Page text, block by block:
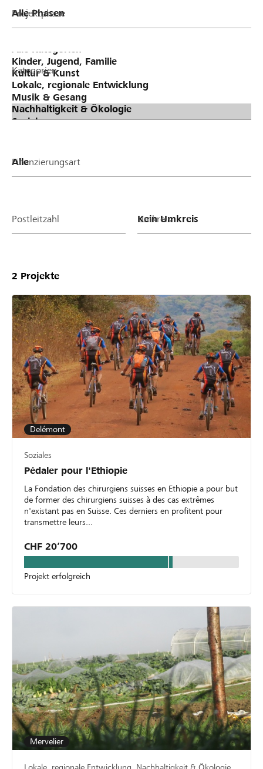
Projektphase
Kategorien
Finanzierungsart
Postleitzahl Umkreis
2 Projekte
Delémont
Soziales
Pédaler pour l'Ethiopie
La Fondation des chirurgiens suisses en Ethiopie a pour but
de former des chirurgiens suisses à des cas extrêmes
n'existant pas en Suisse. Ces derniers en profitent pour
transmettre leurs...
CHF 20’700
Projekt erfolgreich
Mervelier